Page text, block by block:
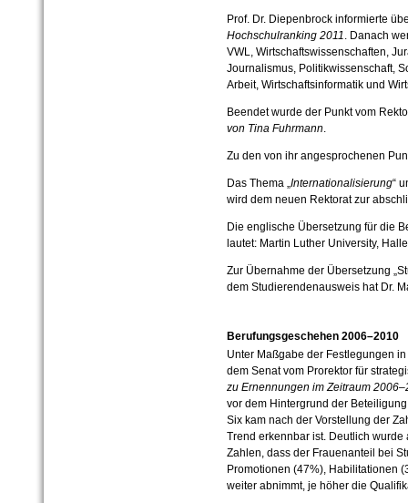
Prof. Dr. Diepenbrock informierte
Hochschulranking 2011. Danach
VWL, Wirtschaftswissenschaften,
Journalismus, Politikwissenschaft,
Arbeit, Wirtschaftsinformatik und
Beendet wurde der Punkt vom
von Tina Fuhrmann.
Zu den von ihr angesprochenen
Das Thema „Internationalisierung“
wird dem neuen Rektorat zur
Die englische Übersetzung für die
lautet: Martin Luther University,
Zur Übernahme der Übersetzung
dem Studierendenausweis hat Dr.
Berufungsgeschehen 2006–2010
Unter Maßgabe der Festlegungen
dem Senat vom Prorektor für
zu Ernennungen im Zeitraum
vor dem Hintergrund der
Six kam nach der Vorstellung der
Trend erkennbar ist. Deutlich
Zahlen, dass der Frauenanteil bei
Promotionen (47%), Habilitationen
weiter abnimmt, je höher die